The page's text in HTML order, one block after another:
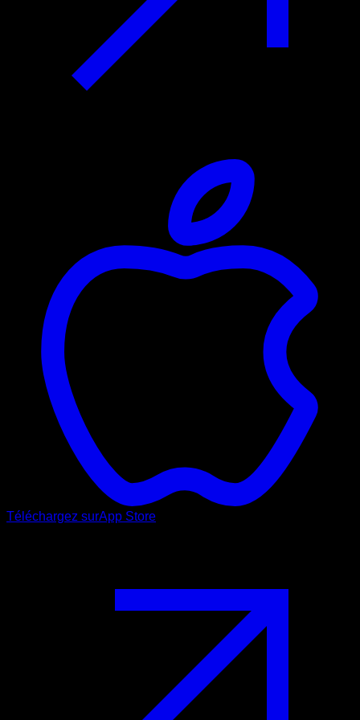
Téléchargez surApp Store